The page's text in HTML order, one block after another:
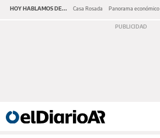
HOY HABLAMOS DE... Casa Rosada Panorama económico